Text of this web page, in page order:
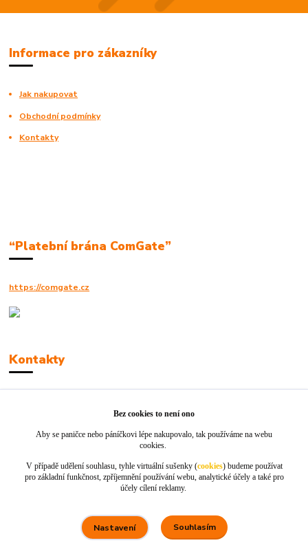
Informace pro zákazníky
Jak nakupovat
Obchodní podmínky
Kontakty
“Platební brána ComGate”
https://comgate.cz
Kontakty
info@jackie-shop.cz
Vytvořeno na Eshop-rychle.cz
Bez cookies to není ono
Aby se paničce nebo páníčkovi lépe nakupovalo, tak používáme na webu
cookies.
V případě udělení souhlasu, tyhle virtuální sušenky (cookies) budeme používat
pro základní funkčnost, zpříjemnění používání webu, analytické účely a také pro
účely cílení reklamy.
Nastavení Souhlasím